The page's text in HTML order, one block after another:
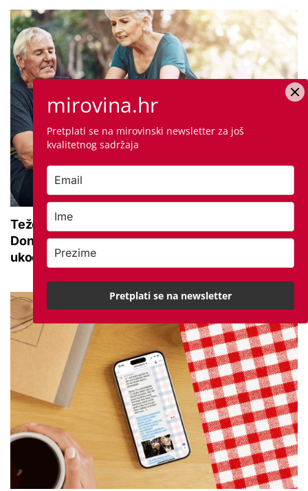
Teže se krećete zbog bolnih zglobova?
Donosimo savjete za lakši pokret i ublažavanje
ukočenosti
mirovina.hr
Pretplati se na mirovinski newsletter za još
kvalitetnog sadržaja
Pretplati se na newsletter